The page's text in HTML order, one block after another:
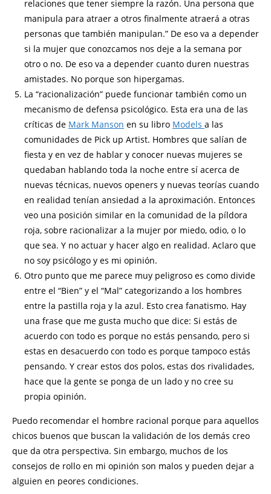
relaciones que tener siempre la razón. Una persona que
manipula para atraer a otros finalmente atraerá a otras
personas que también manipulan.” De eso va a depender
si la mujer que conozcamos nos deje a la semana por
otro o no. De eso va a depender cuanto duren nuestras
amistades. No porque son hipergamas.
La “racionalización” puede funcionar también como un
mecanismo de defensa psicológico. Esta era una de las
críticas de Mark Manson en su libro Models a las
comunidades de Pick up Artist. Hombres que salían de
fiesta y en vez de hablar y conocer nuevas mujeres se
quedaban hablando toda la noche entre sí acerca de
nuevas técnicas, nuevos openers y nuevas teorías cuando
en realidad tenían ansiedad a la aproximación. Entonces
veo una posición similar en la comunidad de la píldora
roja, sobre racionalizar a la mujer por miedo, odio, o lo
que sea. Y no actuar y hacer algo en realidad. Aclaro que
no soy psicólogo y es mi opinión.
Otro punto que me parece muy peligroso es como divide
entre el “Bien” y el “Mal” categorizando a los hombres
entre la pastilla roja y la azul. Esto crea fanatismo. Hay
una frase que me gusta mucho que dice: Si estás de
acuerdo con todo es porque no estás pensando, pero si
estas en desacuerdo con todo es porque tampoco estás
pensando. Y crear estos dos polos, estas dos rivalidades,
hace que la gente se ponga de un lado y no cree su
propia opinión.
Puedo recomendar el hombre racional porque para aquellos
chicos buenos que buscan la validación de los demás creo
que da otra perspectiva. Sin embargo, muchos de los
consejos de rollo en mi opinión son malos y pueden dejar a
alguien en peores condiciones.